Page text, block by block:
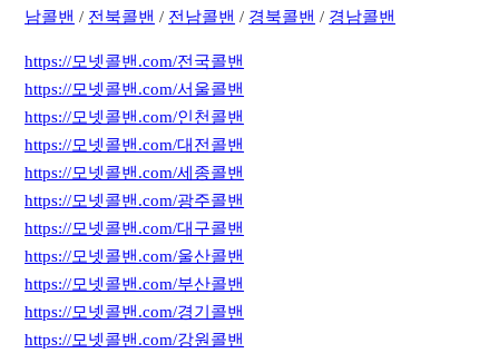
남콜밴 / 전북콜밴 / 전남콜밴 / 경북콜밴 / 경남콜밴
https://모넷콜밴.com/전국콜밴
https://모넷콜밴.com/서울콜밴
https://모넷콜밴.com/인천콜밴
https://모넷콜밴.com/대전콜밴
https://모넷콜밴.com/세종콜밴
https://모넷콜밴.com/광주콜밴
https://모넷콜밴.com/대구콜밴
https://모넷콜밴.com/울산콜밴
https://모넷콜밴.com/부산콜밴
https://모넷콜밴.com/경기콜밴
https://모넷콜밴.com/강원콜밴